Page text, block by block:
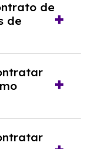
de entrada
de viabilidad
de
de
por
revisar
con un
de solvencia